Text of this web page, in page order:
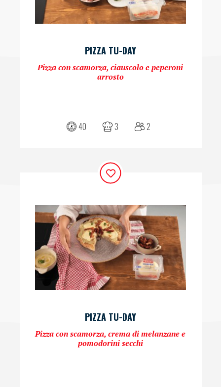
PIZZA TU-DAY
Pizza con scamorza, ciauscolo e peperoni
arrosto
40 3 2
PIZZA TU-DAY
Pizza con scamorza, crema di melanzane e
pomodorini secchi